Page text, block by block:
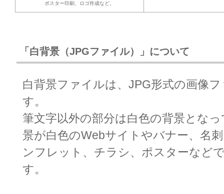
ポスター印刷、ロゴ作成など。
「白背景（JPGファイル）」について
白背景ファイルは、JPG形式の画像
す。
筆文字以外の部分は白色の背景とな
景が白色のWebサイトやバナー、名
ンフレット、チラシ、ポスターなど
す。